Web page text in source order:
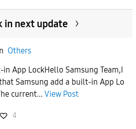
in next update
Others
App LockHello Samsung Team,I
Samsung add a built-in App Lo
current... View Post
4